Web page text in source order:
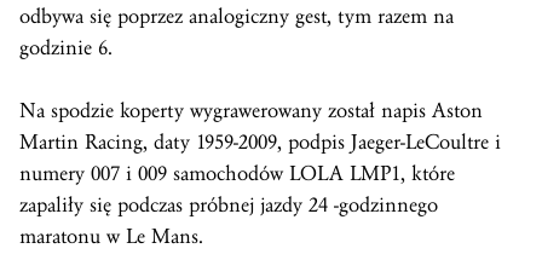
odbywa się poprzez analogiczny gest, tym razem na
godzinie 6.
Na spodzie koperty wygrawerowany został napis Aston
Martin Racing, daty 1959-2009, podpis Jaeger-LeCoultre i
numery 007 i 009 samochodów LOLA LMP1, które
zapaliły się podczas próbnej jazdy 24 -godzinnego
maratonu w Le Mans.